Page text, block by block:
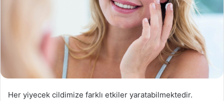
Her yiyecek cildimize farklı etkiler yaratabilmektedir.